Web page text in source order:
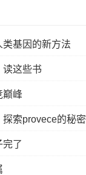
基因的新方法
读这些书
巅峰
索provece的秘密
完了